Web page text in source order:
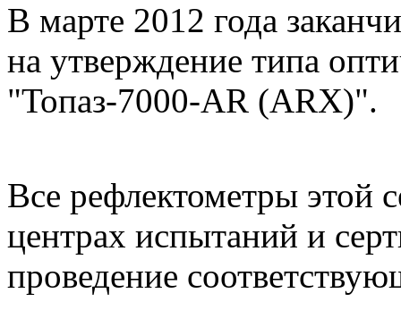
В марте 2012 года
на утверждение типа
"Топаз-7000-AR (ARX)".
Все рефлектометры этой
центрах испытаний и
проведение